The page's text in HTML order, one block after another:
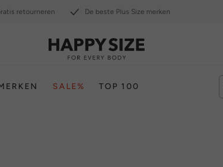
retourneren De beste Plus Size merken
SALE% TOP 100